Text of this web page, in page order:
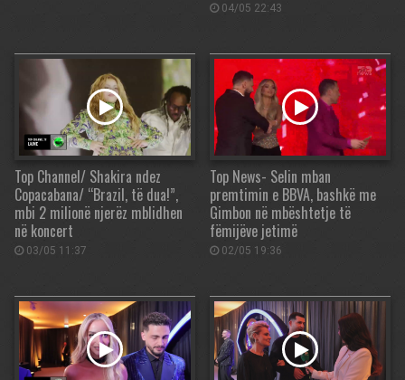
04/05 22:43
Top Channel/ Shakira ndez
Copacabana/ “Brazil, të dua!”,
mbi 2 milionë njerëz mblidhen
në koncert
03/05 11:37
Top News- Selin mban
premtimin e BBVA, bashkë me
Gimbon në mbështetje të
fëmijëve jetimë
02/05 19:36